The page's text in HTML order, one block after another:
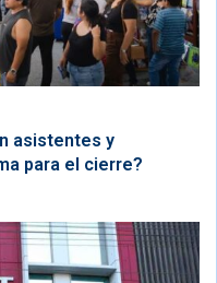
asistentes y
para el cierre?